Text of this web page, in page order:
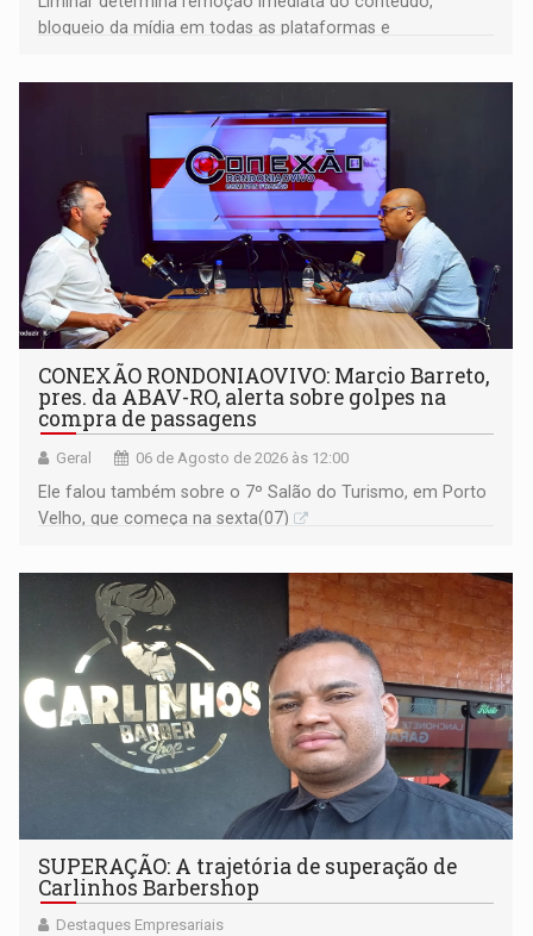
bloqueio da mídia em todas as plataformas e
CONEXÃO RONDONIAOVIVO: Marcio Barreto,
pres. da ABAV-RO, alerta sobre golpes na
compra de passagens
Geral 06 de Agosto de 2026 às 12:00
Ele falou também sobre o 7º Salão do Turismo, em Porto
Velho, que começa na sexta(07)
SUPERAÇÃO: A trajetória de superação de
Carlinhos Barbershop
Destaques Empresariais